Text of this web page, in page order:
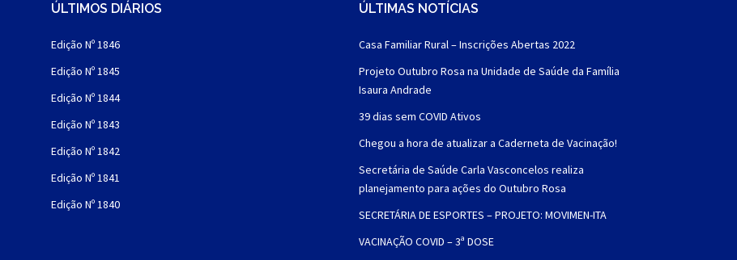
ÚLTIMOS DIÁRIOS
Edição Nº 1846
Edição Nº 1845
Edição Nº 1844
Edição Nº 1843
Edição Nº 1842
Edição Nº 1841
Edição Nº 1840
ÚLTIMAS NOTÍCIAS
Casa Familiar Rural – Inscrições Abertas 2022
Projeto Outubro Rosa na Unidade de Saúde da Família
Isaura Andrade
39 dias sem COVID Ativos
Chegou a hora de atualizar a Caderneta de Vacinação!
Secretária de Saúde Carla Vasconcelos realiza
planejamento para ações do Outubro Rosa
SECRETÁRIA DE ESPORTES – PROJETO: MOVIMEN-ITA
VACINAÇÃO COVID – 3ª DOSE